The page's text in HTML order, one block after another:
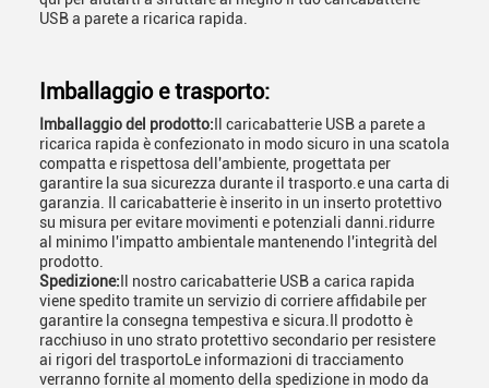
USB a parete a ricarica rapida.
Imballaggio e trasporto:
Imballaggio del prodotto: Il caricabatterie USB a parete a
ricarica rapida è confezionato in modo sicuro in una scatola
compatta e rispettosa dell'ambiente, progettata per
garantire la sua sicurezza durante il trasporto.e una carta di
garanzia. Il caricabatterie è inserito in un inserto protettivo
su misura per evitare movimenti e potenziali danni.ridurre
al minimo l'impatto ambientale mantenendo l'integrità del
prodotto.
Spedizione: Il nostro caricabatterie USB a carica rapida
viene spedito tramite un servizio di corriere affidabile per
garantire la consegna tempestiva e sicura.Il prodotto è
racchiuso in uno strato protettivo secondario per resistere
ai rigori del trasportoLe informazioni di tracciamento
verranno fornite al momento della spedizione in modo da